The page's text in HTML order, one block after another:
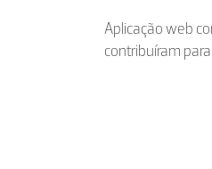
Aplicação web
contribuíram